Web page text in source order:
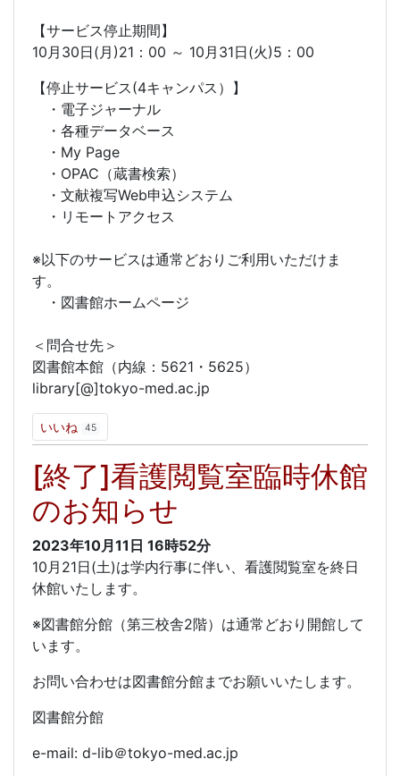
【サービス停止期間】
10月30日(月)21：00 ～ 10月31日(火)5：00
【停止サービス(4キャンパス）】
・電子ジャーナル
・各種データベース
・My Page
・OPAC（蔵書検索）
・文献複写Web申込システム
・リモートアクセス
※以下のサービスは通常どおりご利用いただけま
す。
・図書館ホームページ
＜問合せ先＞
図書館本館（内線：5621・5625）
library[@]tokyo-med.ac.jp
いいね 45
[終了]看護閲覧室臨時休館
のお知らせ
2023年10月11日 16時52分
10月21日(土)は学内行事に伴い、看護閲覧室を終日
休館いたします。
※図書館分館（第三校舎2階）は通常どおり開館して
います。
お問い合わせは図書館分館までお願いいたします。
図書館分館
e-mail: d-lib＠tokyo-med.ac.jp